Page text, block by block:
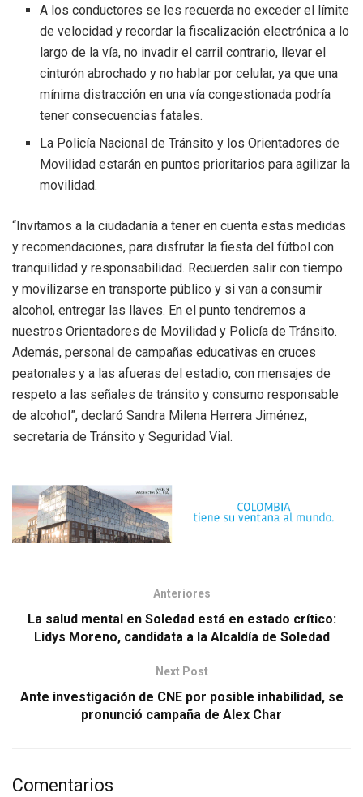
A los conductores se les recuerda no exceder el límite
de velocidad y recordar la fiscalización electrónica a lo
largo de la vía, no invadir el carril contrario, llevar el
cinturón abrochado y no hablar por celular, ya que una
mínima distracción en una vía congestionada podría
tener consecuencias fatales.
La Policía Nacional de Tránsito y los Orientadores de
Movilidad estarán en puntos prioritarios para agilizar la
movilidad.
“Invitamos a la ciudadanía a tener en cuenta estas medidas
y recomendaciones, para disfrutar la fiesta del fútbol con
tranquilidad y responsabilidad. Recuerden salir con tiempo
y movilizarse en transporte público y si van a consumir
alcohol, entregar las llaves. En el punto tendremos a
nuestros Orientadores de Movilidad y Policía de Tránsito.
Además, personal de campañas educativas en cruces
peatonales y a las afueras del estadio, con mensajes de
respeto a las señales de tránsito y consumo responsable
de alcohol”, declaró Sandra Milena Herrera Jiménez,
secretaria de Tránsito y Seguridad Vial.
Anteriores
La salud mental en Soledad está en estado crítico:
Lidys Moreno, candidata a la Alcaldía de Soledad
Next Post
Ante investigación de CNE por posible inhabilidad, se
pronunció campaña de Alex Char
Comentarios